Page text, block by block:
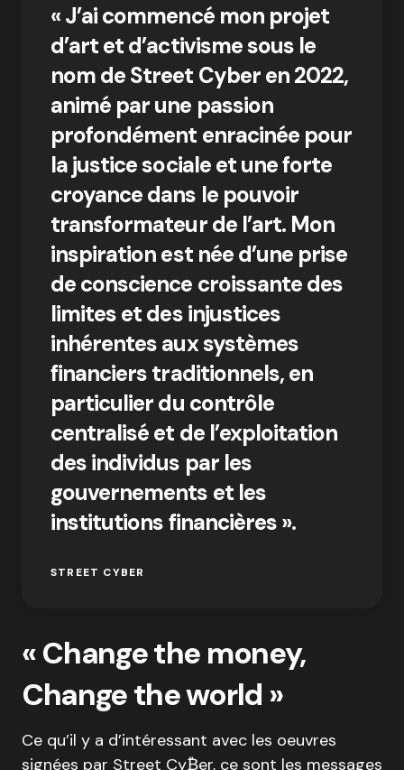
« J’ai commencé mon projet
d’art et d’activisme sous le
nom de Street Cyber ​​​​en 2022,
animé par une passion
profondément enracinée pour
la justice sociale et une forte
croyance dans le pouvoir
transformateur de l’art. Mon
inspiration est née d’une prise
de conscience croissante des
limites et des injustices
inhérentes aux systèmes
financiers traditionnels, en
particulier du contrôle
centralisé et de l’exploitation
des individus par les
gouvernements et les
institutions financières ».
STREET CYBER
« Change the money,
Change the world »
Ce qu’il y a d’intéressant avec les oeuvres
signées par Street Cy₿er, ce sont les messages